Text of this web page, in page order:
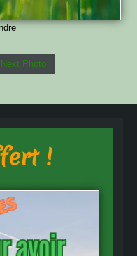
Next Photo
!